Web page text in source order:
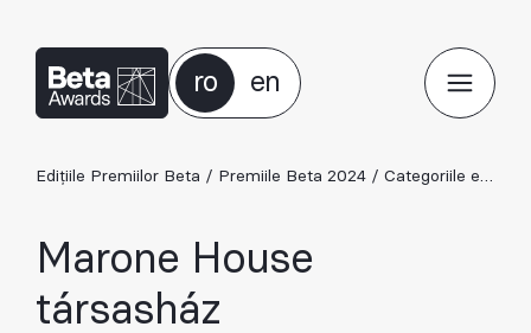
ro en
Edițiile Premiilor Beta / Premiile Beta 2024 / Categoriile ediției 2024
Marone House
társasház